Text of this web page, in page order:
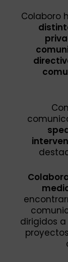
Colaboro
dirigidos